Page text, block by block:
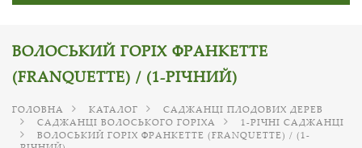
ВОЛОСЬКИЙ ГОРІХ ФРАНКЕТТЕ
(FRANQUETTE) / (1-РІЧНИЙ)
ГОЛОВНА КАТАЛОГ
САДЖАНЦІ ПЛОДОВИХ ДЕРЕВ
САДЖАНЦІ ВОЛОСЬКОГО ГОРІХА
1-РІЧНІ САДЖАНЦІ
ВОЛОСЬКИЙ ГОРІХ ФРАНКЕТТЕ (FRANQUETTE) / (1-